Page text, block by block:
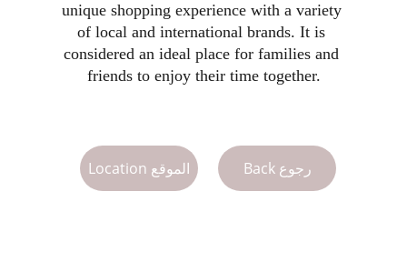
Back رجوع
unique shopping experience with a variety
of local and international brands. It is
considered an ideal place for families and
friends to enjoy their time together.
Location الموقع